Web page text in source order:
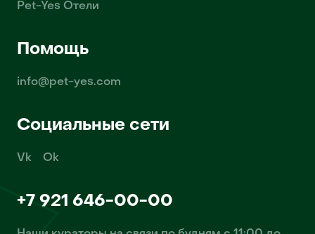
Pet-Yes Отели
Помощь
info@pet-yes.com
Социальные сети
Vk Ok
+7 921 646-00-00